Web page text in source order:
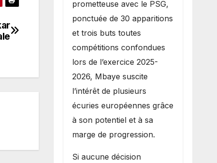
prometteuse avec le PSG,
ponctuée de 30 apparitions
et trois buts toutes
compétitions confondues
lors de l’exercice 2025-
2026, Mbaye suscite
l’intérêt de plusieurs
écuries européennes grâce
à son potentiel et à sa
marge de progression.
Si aucune décision